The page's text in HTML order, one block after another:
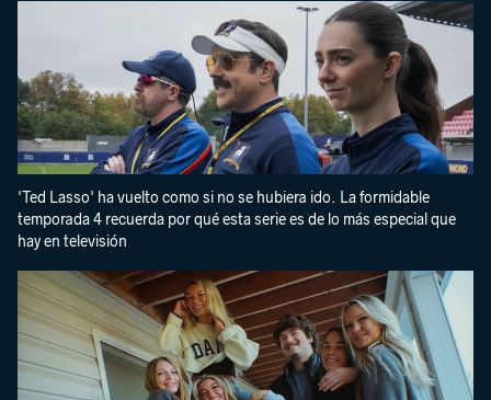
'Ted Lasso' ha vuelto como si no se hubiera ido. La formidable
temporada 4 recuerda por qué esta serie es de lo más especial que
hay en televisión